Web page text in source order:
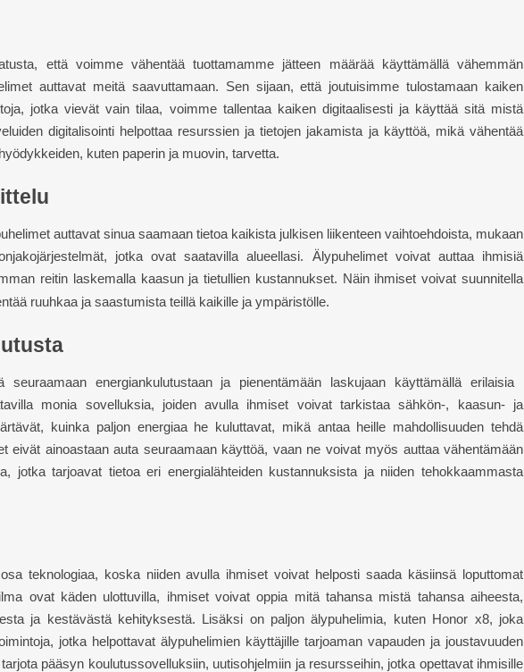
että voimme vähentää tuottamamme jätteen määrää käyttämällä vähemmän
auttavat meitä saavuttamaan. Sen sijaan, että joutuisimme tulostamaan kaiken
jotka vievät vain tilaa, voimme tallentaa kaiken digitaalisesti ja käyttää sitä mistä
digitalisointi helpottaa resurssien ja tietojen jakamista ja käyttöä, mikä vähentää
kuten paperin ja muovin, tarvetta.
auttavat sinua saamaan tietoa kaikista julkisen liikenteen vaihtoehdoista, mukaan
jotka ovat saatavilla alueellasi. Älypuhelimet voivat auttaa ihmisiä
reitin laskemalla kaasun ja tietullien kustannukset. Näin ihmiset voivat suunnitella
ruuhkaa ja saastumista teillä kaikille ja ympäristölle.
energiankulutustaan ​​ja pienentämään laskujaan käyttämällä erilaisia
monia sovelluksia, joiden avulla ihmiset voivat tarkistaa sähkön-, kaasun- ja
kuinka paljon energiaa he kuluttavat, mikä antaa heille mahdollisuuden tehdä
eivät ainoastaan ​​auta seuraamaan käyttöä, vaan ne voivat myös auttaa vähentämään
jotka tarjoavat tietoa eri energialähteiden kustannuksista ja niiden tehokkaammasta
teknologiaa, koska niiden avulla ihmiset voivat helposti saada käsiinsä loputtomat
ovat käden ulottuvilla, ihmiset voivat oppia mitä tahansa mistä tahansa aiheesta,
ja kestävästä kehityksestä. Lisäksi on paljon älypuhelimia, kuten Honor x8, joka
jotka helpottavat älypuhelimien käyttäjille tarjoaman vapauden ja joustavuuden
pääsyn koulutussovelluksiin, uutisohjelmiin ja resursseihin, jotka opettavat ihmisille